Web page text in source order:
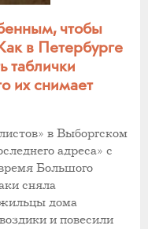
чтобы
в Петербурге
таблички
их снимает
в Выборгском
адреса» с
Большого
сняла
дома
и повесили